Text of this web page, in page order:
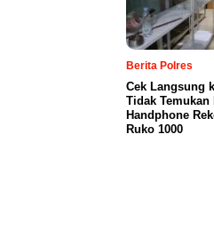
Berita Polres
Cek Langsung
Tidak Temukan
Handphone
Ruko 1000